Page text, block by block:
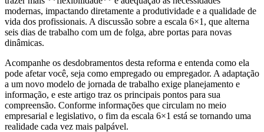
modernas, impactando diretamente a produtividade e a qualidade de
vida dos profissionais. A discussão sobre a escala 6×1, que alterna
seis dias de trabalho com um de folga, abre portas para novas
dinâmicas.
Acompanhe os desdobramentos desta reforma e entenda como ela
pode afetar você, seja como empregado ou empregador. A adaptação
a um novo modelo de jornada de trabalho exige planejamento e
informação, e este artigo traz os principais pontos para sua
compreensão. Conforme informações que circulam no meio
empresarial e legislativo, o fim da escala 6×1 está se tornando uma
realidade cada vez mais palpável.